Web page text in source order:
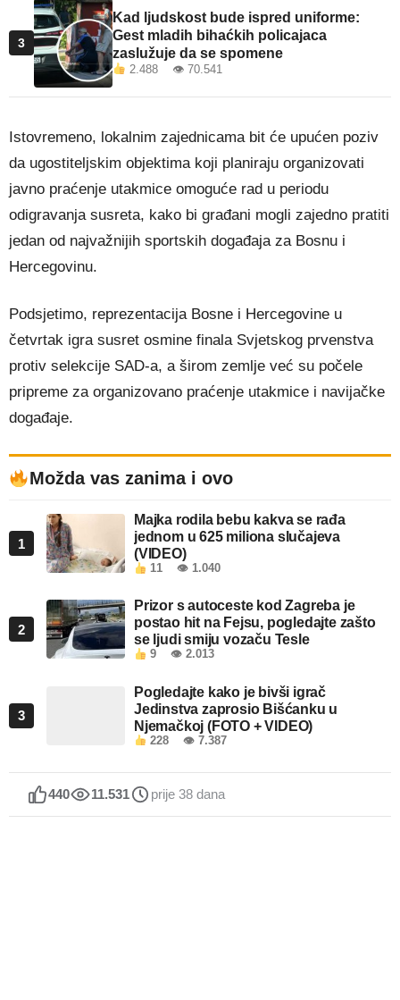
3
Kad ljudskost bude ispred uniforme:
Gest mladih bihaćkih policajaca
zaslužuje da se spomene
2.488 👁 70.541
Istovremeno, lokalnim zajednicama bit će upućen poziv
da ugostiteljskim objektima koji planiraju organizovati
javno praćenje utakmice omoguće rad u periodu
odigravanja susreta, kako bi građani mogli zajedno pratiti
jedan od najvažnijih sportskih događaja za Bosnu i
Hercegovinu.
Podsjetimo, reprezentacija Bosne i Hercegovine u
četvrtak igra susret osmine finala Svjetskog prvenstva
protiv selekcije SAD-a, a širom zemlje već su počele
pripreme za organizovano praćenje utakmice i navijačke
događaje.
Možda vas zanima i ovo
1
Majka rodila bebu kakva se rađa
jednom u 625 miliona slučajeva
(VIDEO)
11 👁 1.040
2
Prizor s autoceste kod Zagreba je
postao hit na Fejsu, pogledajte zašto
se ljudi smiju vozaču Tesle
9 👁 2.013
3
Pogledajte kako je bivši igrač
Jedinstva zaprosio Bišćanku u
Njemačkoj (FOTO + VIDEO)
228 👁 7.387
440 11.531 prije 38 dana